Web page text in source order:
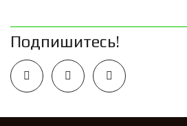
Подпишитесь!